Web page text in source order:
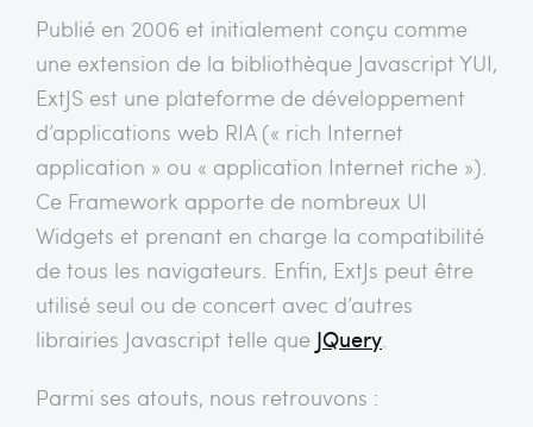
Publié en 2006 et initialement conçu comme
une extension de la bibliothèque Javascript YUI,
ExtJS est une plateforme de développement
d’applications web RIA (« rich Internet
application » ou « application Internet riche »).
Ce Framework apporte de nombreux UI
Widgets et prenant en charge la compatibilité
de tous les navigateurs. Enfin, ExtJs peut être
utilisé seul ou de concert avec d’autres
librairies Javascript telle que JQuery.
Parmi ses atouts, nous retrouvons :